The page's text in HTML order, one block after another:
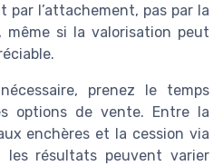
l’attachement, pas par la
même si la valorisation peut
prenez le temps
options de vente. Entre la
enchères et la cession via
les résultats peuvent varier